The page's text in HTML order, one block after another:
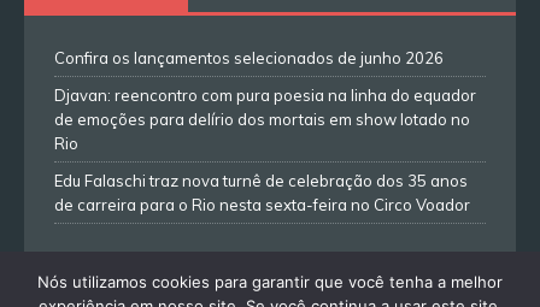
Confira os lançamentos selecionados de junho 2026
Djavan: reencontro com pura poesia na linha do equador
de emoções para delírio dos mortais em show lotado no
Rio
Edu Falaschi traz nova turnê de celebração dos 35 anos
de carreira para o Rio nesta sexta-feira no Circo Voador
Nós utilizamos cookies para garantir que você tenha a melhor